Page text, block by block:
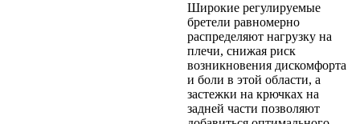
Широкие регулируемые
бретели равномерно
распределяют нагрузку на
плечи, снижая риск
возникновения дискомфорта
и боли в этой области, а
застежки на крючках на
задней части позволяют